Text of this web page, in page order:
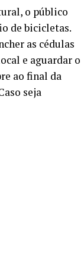
o público
de bicicletas.
as cédulas
e aguardar o
ao final da
seja